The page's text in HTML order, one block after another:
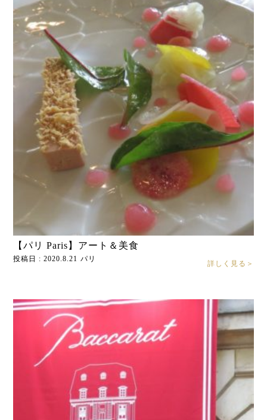
【パリ Paris】アート＆美食
投稿日 : 2020.8.21 パリ
詳しく見る＞